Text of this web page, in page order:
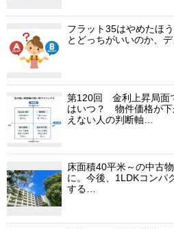
フラット35はやめたほ
とどっちがいいのか、
第120回 金利上昇局面
はいつ？ 物件価格が下
えない人の判断軸…
床面積40平米～の中古
に。今後、1LDKコンパ
する…